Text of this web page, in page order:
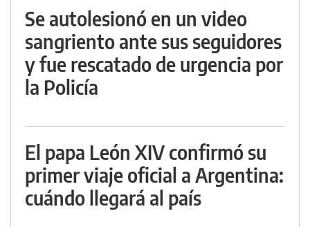
Se autolesionó en un video
sangriento ante sus seguidores
y fue rescatado de urgencia por
la Policía
El papa León XIV confirmó su
primer viaje oficial a Argentina:
cuándo llegará al país